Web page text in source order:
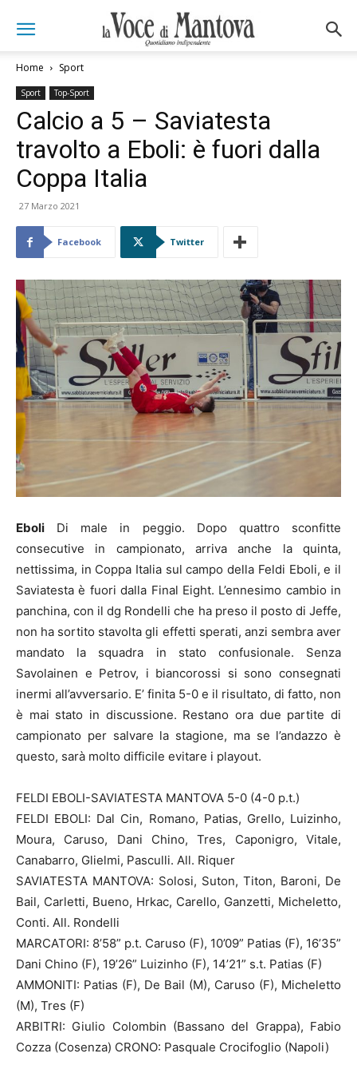
Home Sport
Sport Top-Sport
Calcio a 5 – Saviatesta
travolto a Eboli: è fuori dalla
Coppa Italia
27 Marzo 2021
Facebook Twitter
Eboli Di male in peggio. Dopo quattro sconfitte
consecutive in campionato, arriva anche la quinta,
nettissima, in Coppa Italia sul campo della Feldi Eboli, e il
Saviatesta è fuori dalla Final Eight. L’ennesimo cambio in
panchina, con il dg Rondelli che ha preso il posto di Jeffe,
non ha sortito stavolta gli effetti sperati, anzi sembra aver
mandato la squadra in stato confusionale. Senza
Savolainen e Petrov, i biancorossi si sono consegnati
inermi all’avversario. E’ finita 5-0 e il risultato, di fatto, non
è mai stato in discussione. Restano ora due partite di
campionato per salvare la stagione, ma se l’andazzo è
questo, sarà molto difficile evitare i playout.
FELDI EBOLI-SAVIATESTA MANTOVA 5-0 (4-0 p.t.)
FELDI EBOLI: Dal Cin, Romano, Patias, Grello, Luizinho,
Moura, Caruso, Dani Chino, Tres, Caponigro, Vitale,
Canabarro, Glielmi, Pasculli. All. Riquer
SAVIATESTA MANTOVA: Solosi, Suton, Titon, Baroni, De
Bail, Carletti, Bueno, Hrkac, Carello, Ganzetti, Micheletto,
Conti. All. Rondelli
MARCATORI: 8’58” p.t. Caruso (F), 10’09” Patias (F), 16’35”
Dani Chino (F), 19’26” Luizinho (F), 14’21” s.t. Patias (F)
AMMONITI: Patias (F), De Bail (M), Caruso (F), Micheletto
(M), Tres (F)
ARBITRI: Giulio Colombin (Bassano del Grappa), Fabio
Cozza (Cosenza) CRONO: Pasquale Crocifoglio (Napoli)